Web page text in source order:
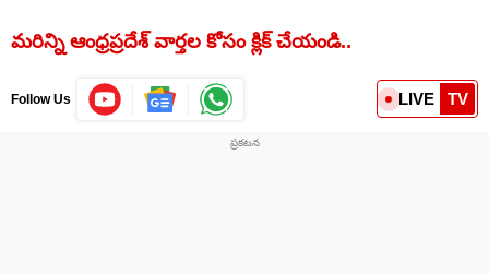
మరిన్ని ఆంధ్రప్రదేశ్ వార్తల కోసం క్లిక్ చేయండి..
Follow Us LIVE TV